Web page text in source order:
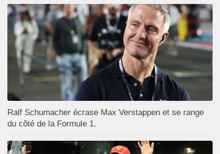
Ralf Schumacher écrase Max Verstappen et se range
du côté de la Formule 1.